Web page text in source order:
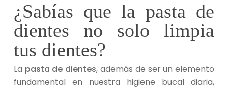
¿Sabías que la pasta de
dientes no solo limpia
tus dientes?
La pasta de dientes, además de ser un elemento
fundamental en nuestra higiene bucal diaria,